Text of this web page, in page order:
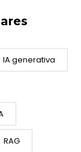
IA generativa
RAG